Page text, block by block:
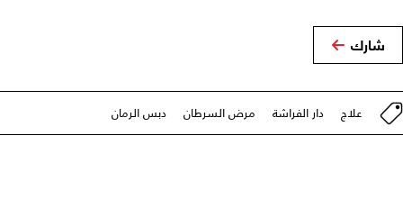
شارك
علاج دار الفراشة مرض السرطان دبس الرمان